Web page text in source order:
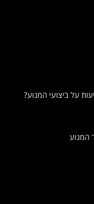
על ביצועי המנוע?
המנוע